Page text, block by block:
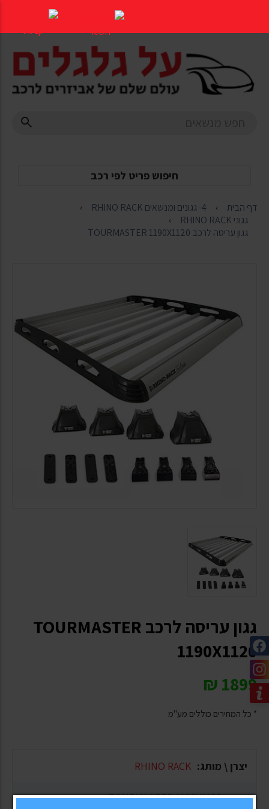
העמוד
חיפוש פריט לפי רכב
דף הבית
4- גגונים ומנשאים RHINO RACK
גגוני RHINO RACK
גגון עריסה לרכב TOURMASTER 1190X1120
גגון עריסה לרכב TOURMASTER
1190X1120
1899
₪
* כל המחירים כוללים מע"מ
יצרן \ מותג: RHINO RACK
דגם: TOURMASTER 1190X1120